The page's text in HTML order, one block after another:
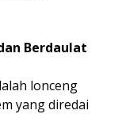
Berdaulat
lonceng
yang diredai